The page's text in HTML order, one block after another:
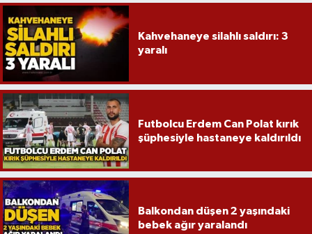
Kahvehaneye silahlı saldırı: 3
yaralı
Futbolcu Erdem Can Polat kırık
şüphesiyle hastaneye kaldırıldı
Balkondan düşen 2 yaşındaki
bebek ağır yaralandı